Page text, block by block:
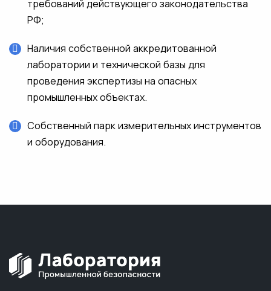
требований действующего законодательства
РФ;
Наличия собственной аккредитованной
лаборатории и технической базы для
проведения экспертизы на опасных
промышленных объектах.
Собственный парк измерительных инструментов
и оборудования.